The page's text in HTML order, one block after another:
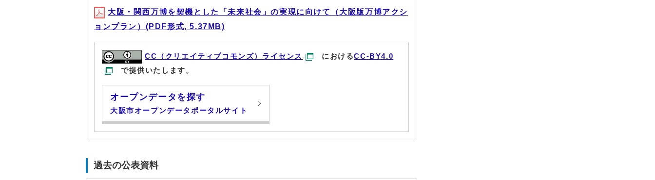
大阪・関西万博を契機とした「未来社会」の実現に向けて（大阪版万博アクシ
ョンプラン）(PDF形式, 5.37MB)
CC（クリエイティブコモンズ）ライセンス におけるCC-BY4.0
で提供いたします。
オープンデータを探す
大阪市オープンデータポータルサイト
過去の公表資料